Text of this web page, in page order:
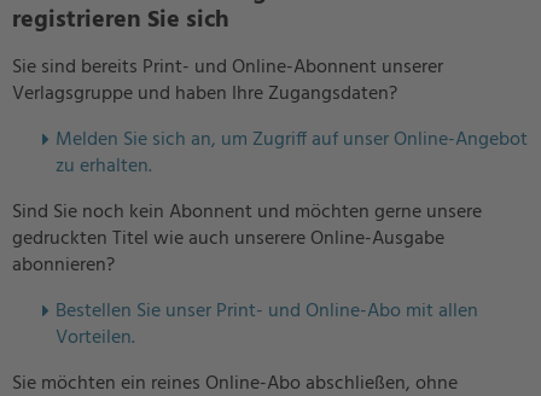
registrieren Sie sich
Sie sind bereits Print- und Online-Abonnent unserer
Verlagsgruppe und haben Ihre Zugangsdaten?
Melden Sie sich an, um Zugriff auf unser Online-Angebot
zu erhalten.
Sind Sie noch kein Abonnent und möchten gerne unsere
gedruckten Titel wie auch unserere Online-Ausgabe
abonnieren?
Bestellen Sie unser Print- und Online-Abo mit allen
Vorteilen.
Sie möchten ein reines Online-Abo abschließen, ohne